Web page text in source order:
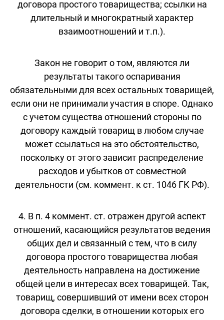
договора простого товарищества; ссылки на
длительный и многократный характер
взаимоотношений и т.п.).
Закон не говорит о том, являются ли
результаты такого оспаривания
обязательными для всех остальных товарищей,
если они не принимали участия в споре. Однако
с учетом существа отношений стороны по
договору каждый товарищ в любом случае
может ссылаться на это обстоятельство,
поскольку от этого зависит распределение
расходов и убытков от совместной
деятельности (см. коммент. к ст. 1046 ГК РФ).
4. В п. 4 коммент. ст. отражен другой аспект
отношений, касающийся результатов ведения
общих дел и связанный с тем, что в силу
договора простого товарищества любая
деятельность направлена на достижение
общей цели в интересах всех товарищей. Так,
товарищ, совершивший от имени всех сторон
договора сделки, в отношении которых его